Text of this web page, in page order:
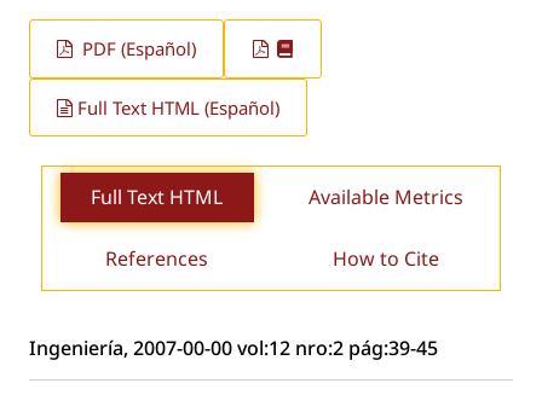
PDF (Español)
Full Text HTML (Español)
Full Text HTML Available Metrics
References How to Cite
Ingeniería, 2007-00-00 vol:12 nro:2 pág:39-45